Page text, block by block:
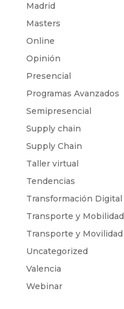
Madrid
Masters
Online
Opinión
Presencial
Programas Avanzados
Semipresencial
Supply chain
Supply Chain
Taller virtual
Tendencias
Transformación Digital
Transporte y Mobilidad
Transporte y Movilidad
Uncategorized
Valencia
Webinar